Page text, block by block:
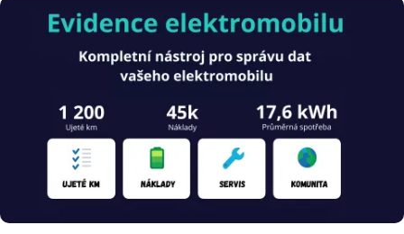
Obrázek